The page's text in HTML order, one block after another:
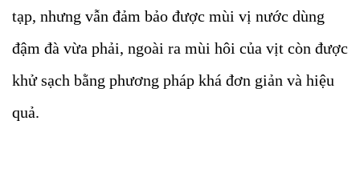
tạp, nhưng vẫn đảm bảo được mùi vị nước dùng
đậm đà vừa phải, ngoài ra mùi hôi của vịt còn được
khử sạch bằng phương pháp khá đơn giản và hiệu
quả.